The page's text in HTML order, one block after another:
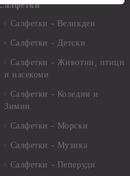
Салфетки - Великден
Салфетки - Детски
Салфетки - Животни, птици
и насекоми
Салфетки - Коледни и
Зимни
Салфетки - Морски
Салфетки - Музика
Салфетки - Пеперуди